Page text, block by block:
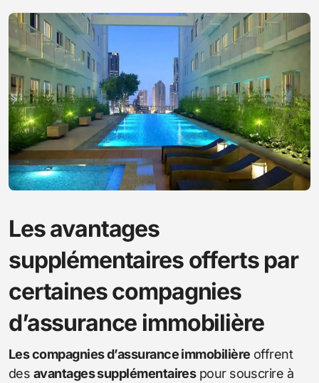
Les avantages
supplémentaires offerts par
certaines compagnies
d’assurance immobilière
Les compagnies d’assurance immobilière offrent
des avantages supplémentairespour souscrire à